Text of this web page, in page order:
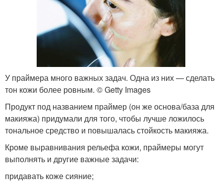
У праймера много важных задач. Одна из них — сделать
тон кожи более ровным. © Getty Images
Продукт под названием праймер (он же основа/база для
макияжа) придумали для того, чтобы лучше ложилось
тональное средство и повышалась стойкость макияжа.
Кроме выравнивания рельефа кожи, праймеры могут
выполнять и другие важные задачи:
придавать коже сияние;